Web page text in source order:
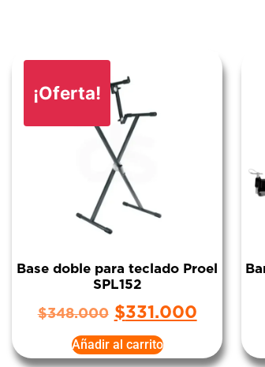
¡Oferta!
Base doble para teclado Proel
SPL152
$348.000 $331.000
Añadir al carrito